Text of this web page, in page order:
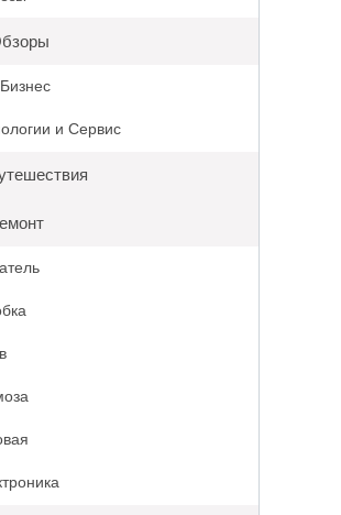
и Сервис